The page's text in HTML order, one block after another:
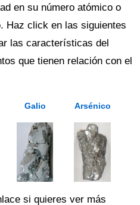
en su número atómico o
Haz click en las siguientes
las características del
que tienen relación con el
Galio Arsénico
si quieres ver más